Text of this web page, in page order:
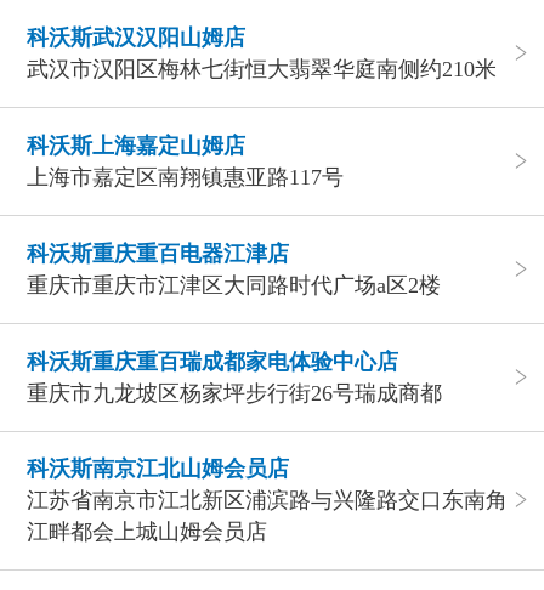
科沃斯武汉汉阳山姆店
武汉市汉阳区梅林七街恒大翡翠华庭南侧约210米
科沃斯上海嘉定山姆店
上海市嘉定区南翔镇惠亚路117号
科沃斯重庆重百电器江津店
重庆市重庆市江津区大同路时代广场a区2楼
科沃斯重庆重百瑞成都家电体验中心店
重庆市九龙坡区杨家坪步行街26号瑞成商都
科沃斯南京江北山姆会员店
江苏省南京市江北新区浦滨路与兴隆路交口东南角
江畔都会上城山姆会员店